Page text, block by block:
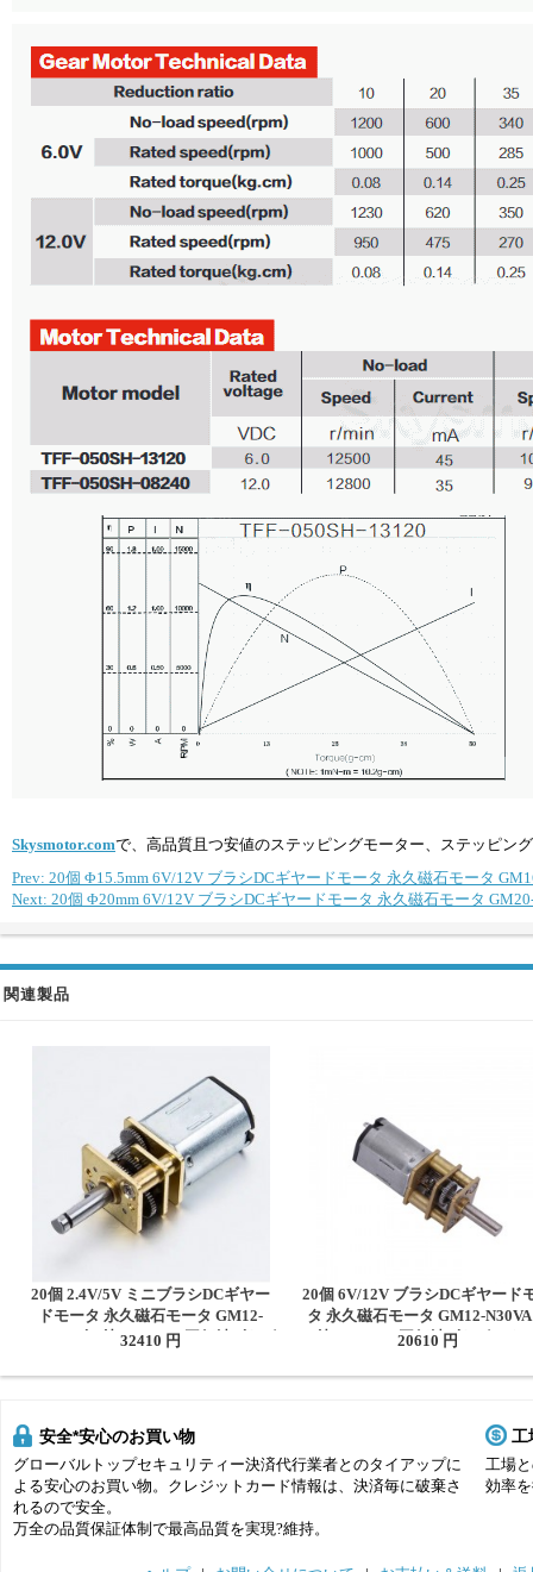
Skysmotor.comで、高品質且つ安値のステッピングモーター、ステッピン
Prev: 20個 Φ15.5mm 6V/12V ブラシDCギヤードモータ 永久磁石モータ
Next: 20個 Φ20mm 6V/12V ブラシDCギヤードモータ 永久磁石モータ
関連製品
20個 2.4V/5V ミニブラシDCギヤー
ドモータ 永久磁石モータ GM12-
N20VA ギア比 10~1000 平行軸ギヤボ
32410 円
20個 6V/12V ブラシDCギヤード
タ 永久磁石モータ GM12-N30VA
ア比 10~1000 平行軸ギヤボック
20610 円
安全*安心のお買い物
グローバルトップセキュリティー決済代行業者とのタイアップに
よる安心のお買い物。クレジットカード情報は、決済毎に破棄さ
れるので安全。
万全の品質保証体制で最高品質を実現?維持。
工
工場
効率